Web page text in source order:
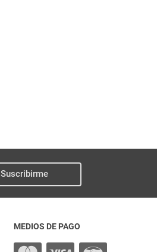
Suscribirme
MEDIOS DE PAGO